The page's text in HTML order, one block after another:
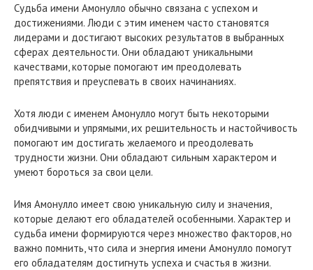
Судьба имени Амонулло обычно связана с успехом и
достижениями. Люди с этим именем часто становятся
лидерами и достигают высоких результатов в выбранных
сферах деятельности. Они обладают уникальными
качествами, которые помогают им преодолевать
препятствия и преуспевать в своих начинаниях.
Хотя люди с именем Амонулло могут быть некоторыми
обидчивыми и упрямыми, их решительность и настойчивость
помогают им достигать желаемого и преодолевать
трудности жизни. Они обладают сильным характером и
умеют бороться за свои цели.
Имя Амонулло имеет свою уникальную силу и значения,
которые делают его обладателей особенными. Характер и
судьба имени формируются через множество факторов, но
важно помнить, что сила и энергия имени Амонулло помогут
его обладателям достигнуть успеха и счастья в жизни.